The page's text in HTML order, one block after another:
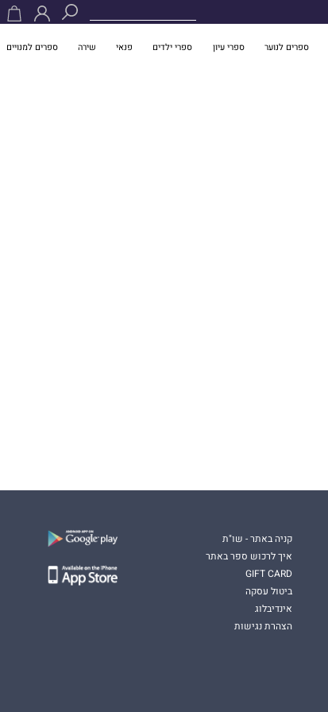
ספרים לנוער ספרי עיון ספרי ילדים פנאי שירה ספרים למנויים
קניה באתר - שו"ת
איך לרכוש ספר באתר
GIFT CARD
ביטול עסקה
אינדיבלוג
הצהרת נגישות